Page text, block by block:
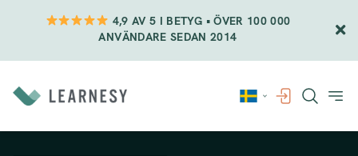
4,9 AV 5 I BETYG • ÖVER 100 000
ANVÄNDARE SEDAN 2014
till
innehåll